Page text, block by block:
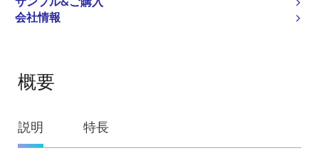
会社情報
概要
概
要
説明 特長